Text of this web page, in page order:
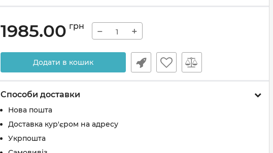
1985.00 грн − +
Додати в кошик
Способи доставки
Нова пошта
Доставка кур'єром на адресу
Укрпошта